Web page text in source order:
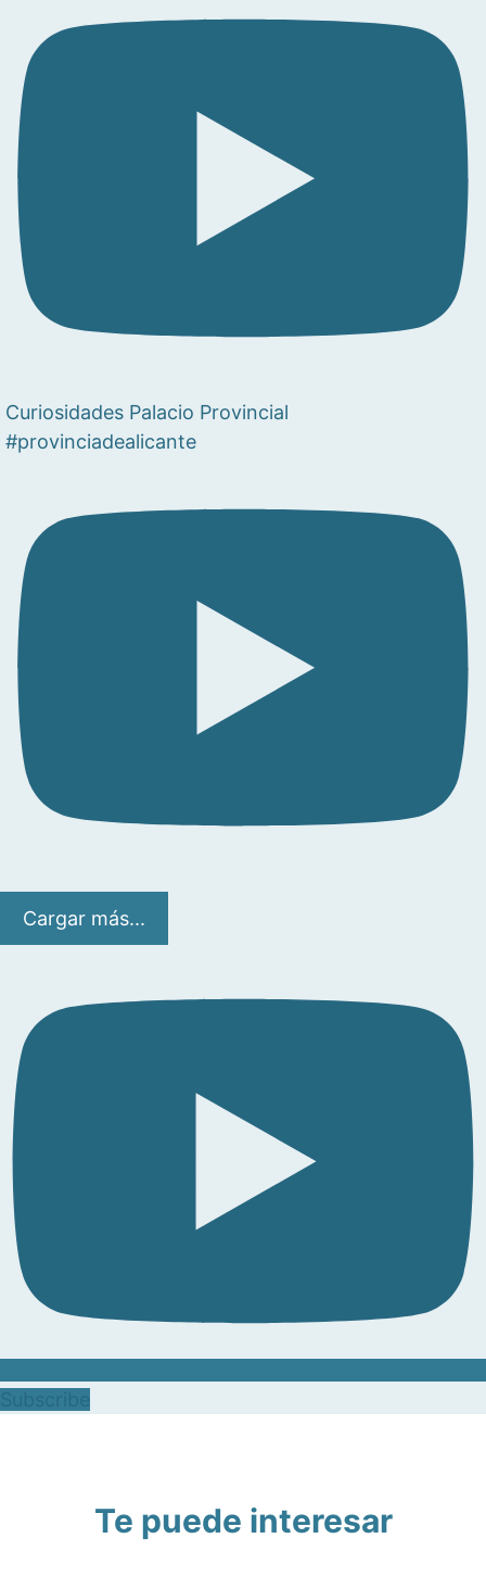
Curiosidades Palacio Provincial
#provinciadealicante
Cargar más...
Te puede interesar